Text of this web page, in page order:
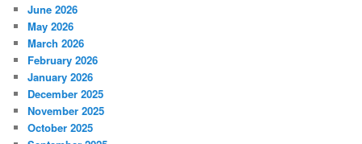
June 2026
May 2026
March 2026
February 2026
January 2026
December 2025
November 2025
October 2025